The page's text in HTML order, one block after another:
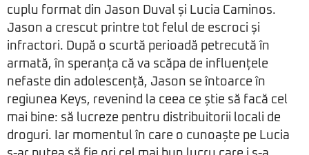
cuplu format din Jason Duval și Lucia Caminos.
Jason a crescut printre tot felul de escroci și
infractori. După o scurtă perioadă petrecută în
armată, în speranța că va scăpa de influențele
nefaste din adolescență, Jason se întoarce în
regiunea Keys, revenind la ceea ce știe să facă cel
mai bine: să lucreze pentru distribuitorii locali de
droguri. Iar momentul în care o cunoaște pe Lucia